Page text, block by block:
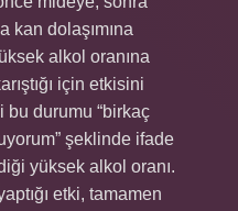
kan dolaşımına
alkol oranına
için etkisini
bu durumu “birkaç
şeklinde ifade
yüksek alkol oranı.
etki, tamamen